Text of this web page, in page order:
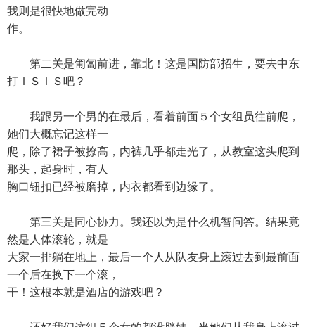
我则是很快地做完动
作。
第二关是匍匐前进，靠北！这是国防部招生，要去中东
打ＩＳＩＳ吧？
我跟另一个男的在最后，看着前面５个女组员往前爬，
她们大概忘记这样一
爬，除了裙子被撩高，内裤几乎都走光了，从教室这头爬到
那头，起身时，有人
胸口钮扣已经被磨掉，内衣都看到边缘了。
第三关是同心协力。我还以为是什么机智问答。结果竟
然是人体滚轮，就是
大家一排躺在地上，最后一个人从队友身上滚过去到最前面
一个后在换下一个滚，
干！这根本就是酒店的游戏吧？